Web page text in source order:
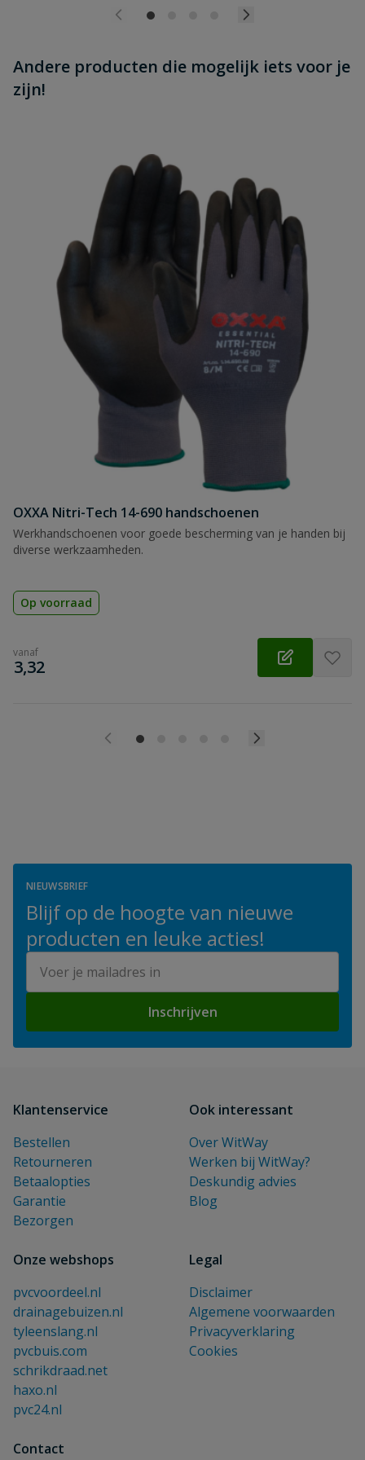
Andere producten die mogelijk iets voor je
zijn!
OXXA Nitri-Tech 14-690 handschoenen
Werkhandschoenen voor goede bescherming van je handen bij
diverse werkzaamheden.
Op voorraad
vanaf
€
3,32
NIEUWSBRIEF
Blijf op de hoogte van nieuwe
producten en leuke acties!
Inschrijven
Klantenservice
Bestellen
Retourneren
Betaalopties
Garantie
Bezorgen
Ook interessant
Over WitWay
Werken bij WitWay?
Deskundig advies
Blog
Onze webshops
pvcvoordeel.nl
drainagebuizen.nl
tyleenslang.nl
pvcbuis.com
schrikdraad.net
haxo.nl
pvc24.nl
Legal
Disclaimer
Algemene voorwaarden
Privacyverklaring
Cookies
Contact